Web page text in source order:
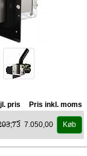
pris Pris inkl. moms
7.050,00 Køb